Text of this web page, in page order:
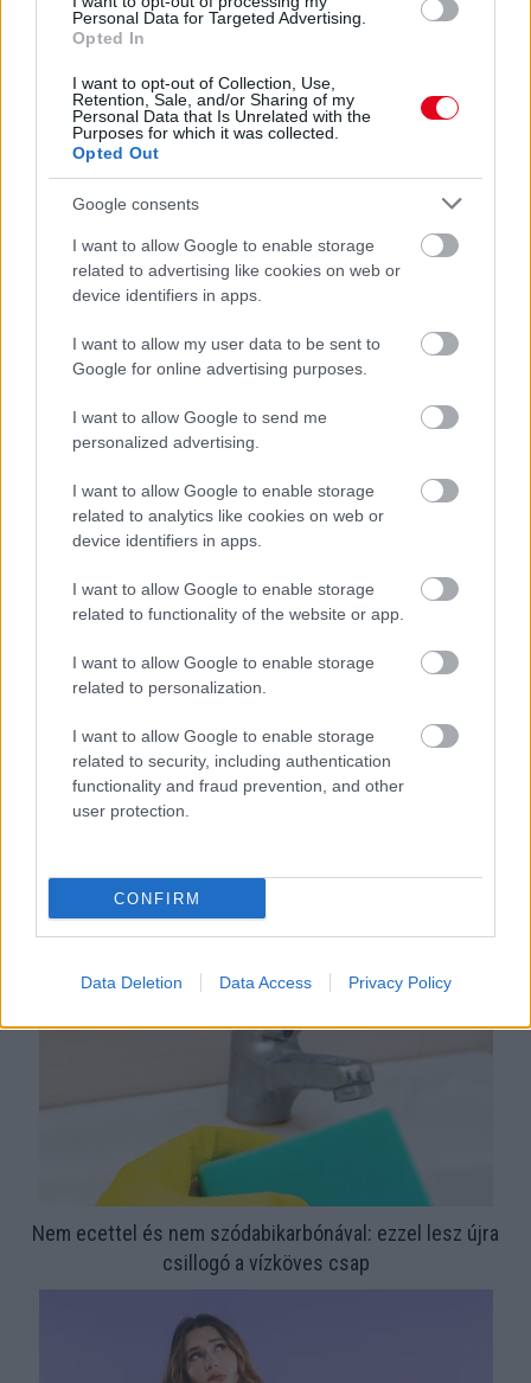
Personal Data for Targeted Advertising.
Opted In
I want to opt-out of Collection, Use,
Retention, Sale, and/or Sharing of my
Personal Data that Is Unrelated with the
Purposes for which it was collected.
Opted Out
Google consents
I want to allow Google to enable storage
related to advertising like cookies on web or
device identifiers in apps.
I want to allow my user data to be sent to
Google for online advertising purposes.
I want to allow Google to send me
personalized advertising.
I want to allow Google to enable storage
related to analytics like cookies on web or
device identifiers in apps.
I want to allow Google to enable storage
related to functionality of the website or app.
I want to allow Google to enable storage
related to personalization.
I want to allow Google to enable storage
related to security, including authentication
functionality and fraud prevention, and other
user protection.
CONFIRM
Data Deletion Data Access Privacy Policy
Ha ezt érzed evés után, a szervezeted fontos dologra
próbál figyelmeztetni
Orvos figyelmeztet: ezt az apró reggeli tünetet ne
söpörd a szőnyeg alá
Ezért párásodik be állandóan az ablak – egyszerűbb a
megoldás, mint gondolnád
Nem ecettel és nem szódabikarbónával: ezzel lesz újra
csillogó a vízköves csap